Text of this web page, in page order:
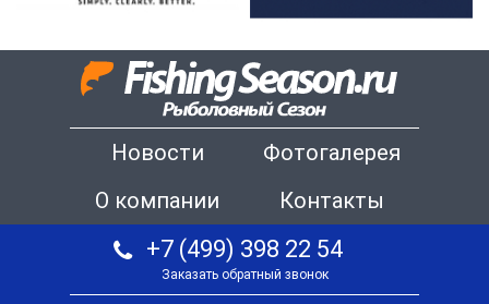
Новости
Фотогалерея
О компании
Контакты
+7 (499) 398 22 54
Заказать обратный звонок